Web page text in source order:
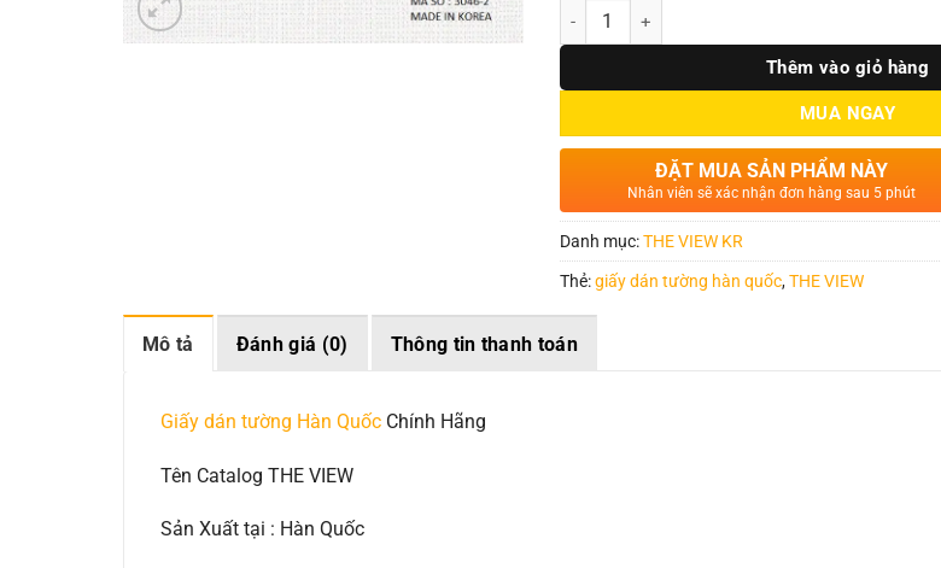
Số lượng
Thêm vào giỏ hàng
MUA NGAY
ĐẶT MUA SẢN PHẨM NÀY
Nhân viên sẽ xác nhận đơn hàng sau 5 phút
Danh mục:THE VIEW KR
Thẻ:giấy dán tường hàn quốc,THE VIEW
Mô tả Đánh giá (0) Thông tin thanh toán
Giấy dán tường Hàn Quốc Chính Hãng
Tên Catalog THE VIEW
Sản Xuất tại : Hàn Quốc